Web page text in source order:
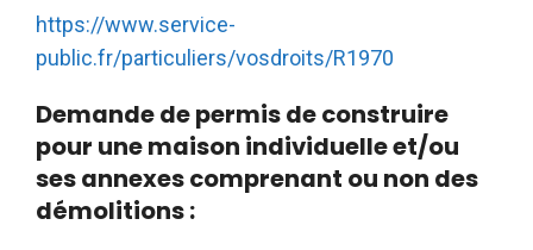
https://www.service-
public.fr/particuliers/vosdroits/R1970
Demande de permis de construire
pour une maison individuelle et/ou
ses annexes comprenant ou non des
démolitions :